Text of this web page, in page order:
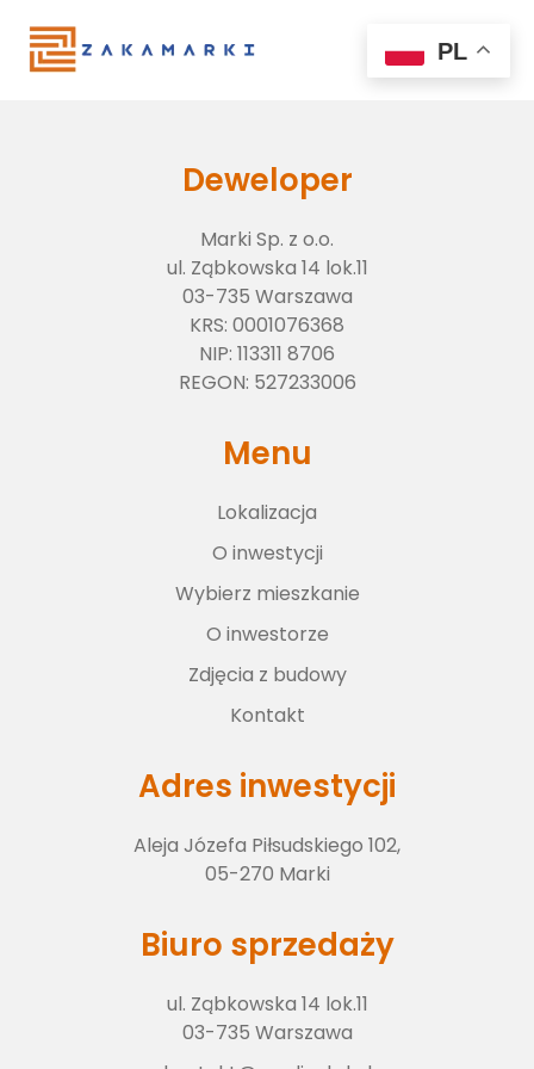
Lokalizacja
Wybierz lokal
O inwestorze
Zdjęcia z budowy
Kontakt
Deweloper
Marki Sp. z o.o.
ul. Ząbkowska 14 lok.11
03-735 Warszawa
KRS: 0001076368
NIP: 113311 8706
REGON: 527233006
Menu
Lokalizacja
O inwestycji
Wybierz mieszkanie
O inwestorze
Zdjęcia z budowy
Kontakt
Adres inwestycji
Aleja Józefa Piłsudskiego 102,
05-270 Marki
Biuro sprzedaży
ul. Ząbkowska 14 lok.11
03-735 Warszawa
PL